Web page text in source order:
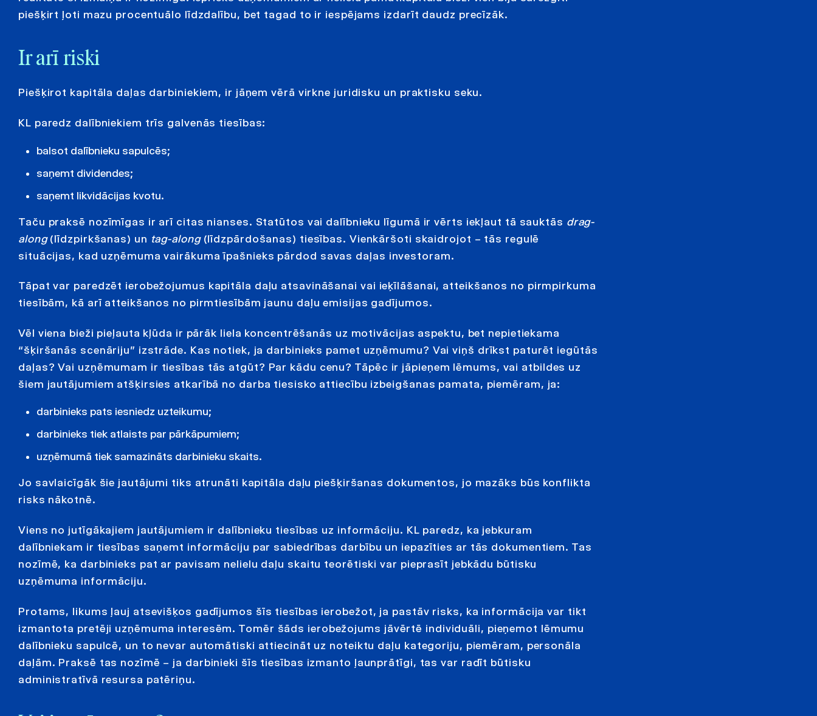
piešķirt ļoti mazu procentuālo līdzdalību, bet tagad to ir iespējams izdarīt daudz precīzāk.
Ir arī riski
Piešķirot kapitāla daļas darbiniekiem, ir jāņem vērā virkne juridisku un praktisku seku.
KL paredz dalībniekiem trīs galvenās tiesības:
balsot dalībnieku sapulcēs;
saņemt dividendes;
saņemt likvidācijas kvotu.
Taču praksē nozīmīgas ir arī citas nianses. Statūtos vai dalībnieku līgumā ir vērts iekļaut tā sauktās drag-
along(līdzpirkšanas) un tag-along(līdzpārdošanas) tiesības. Vienkāršoti skaidrojot – tās regulē
situācijas, kad uzņēmuma vairākuma īpašnieks pārdod savas daļas investoram.
Tāpat var paredzēt ierobežojumus kapitāla daļu atsavināšanai vai ieķīlāšanai, atteikšanos no pirmpirkuma
tiesībām, kā arī atteikšanos no pirmtiesībām jaunu daļu emisijas gadījumos.
Vēl viena bieži pieļauta kļūda ir pārāk liela koncentrēšanās uz motivācijas aspektu, bet nepietiekama
“šķiršanās scenāriju” izstrāde. Kas notiek, ja darbinieks pamet uzņēmumu? Vai viņš drīkst paturēt iegūtās
daļas? Vai uzņēmumam ir tiesības tās atgūt? Par kādu cenu? Tāpēc ir jāpieņem lēmums, vai atbildes uz
šiem jautājumiem atšķirsies atkarībā no darba tiesisko attiecību izbeigšanas pamata, piemēram, ja:
darbinieks pats iesniedz uzteikumu;
darbinieks tiek atlaists par pārkāpumiem;
uzņēmumā tiek samazināts darbinieku skaits.
Jo savlaicīgāk šie jautājumi tiks atrunāti kapitāla daļu piešķiršanas dokumentos, jo mazāks būs konflikta
risks nākotnē.
Viens no jutīgākajiem jautājumiem ir dalībnieku tiesības uz informāciju. KL paredz, ka jebkuram
dalībniekam ir tiesības saņemt informāciju par sabiedrības darbību un iepazīties ar tās dokumentiem. Tas
nozīmē, ka darbinieks pat ar pavisam nelielu daļu skaitu teorētiski var pieprasīt jebkādu būtisku
uzņēmuma informāciju.
Protams, likums ļauj atsevišķos gadījumos šīs tiesības ierobežot, ja pastāv risks, ka informācija var tikt
izmantota pretēji uzņēmuma interesēm. Tomēr šāds ierobežojums jāvērtē individuāli, pieņemot lēmumu
dalībnieku sapulcē, un to nevar automātiski attiecināt uz noteiktu daļu kategoriju, piemēram, personāla
daļām. Praksē tas nozīmē – ja darbinieki šīs tiesības izmanto ļaunprātīgi, tas var radīt būtisku
administratīvā resursa patēriņu.